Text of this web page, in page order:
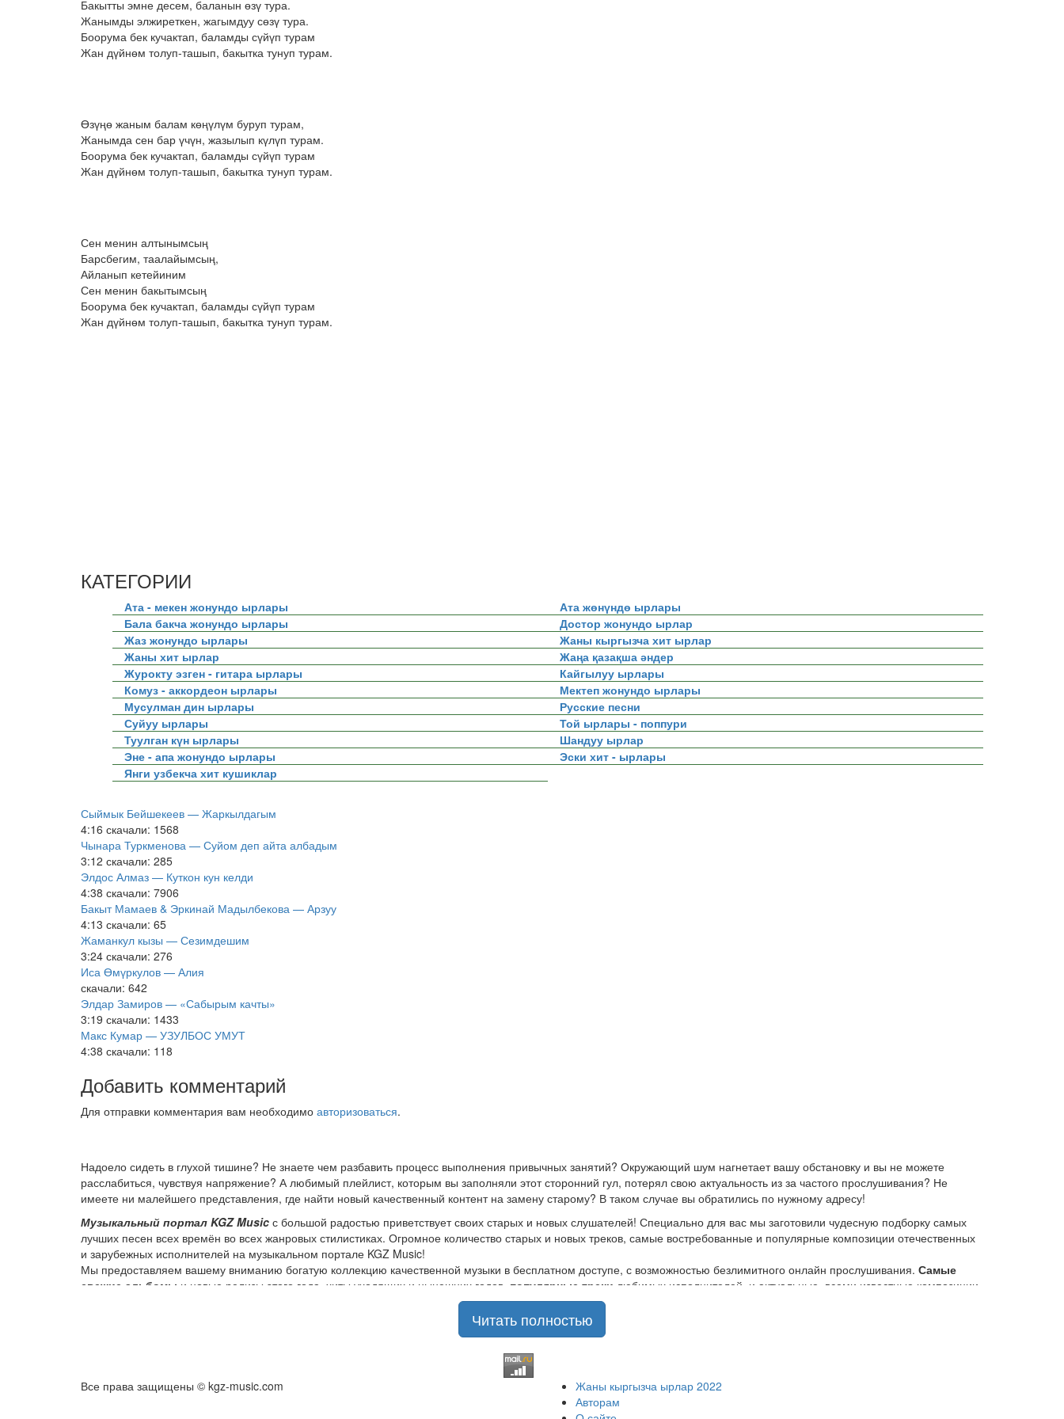
Бакытты эмне десем, баланын өзү тура.
Жанымды элжиреткен, жагымдуу сөзү тура.
Боорума бек кучактап, баламды сүйүп турам
Жан дүйнөм толуп-ташып, бакытка тунуп турам.
Өзүңө жаным балам көңүлүм буруп турам,
Жанымда сен бар үчүн, жазылып күлүп турам.
Боорума бек кучактап, баламды сүйүп турам
Жан дүйнөм толуп-ташып, бакытка тунуп турам.
Сен менин алтынымсың
Барсбегим, таалайымсың,
Айланып кетейиним
Сен менин бакытымсың
Боорума бек кучактап, баламды сүйүп турам
Жан дүйнөм толуп-ташып, бакытка тунуп турам.
КАТЕГОРИИ
Ата - мекен жонундо ырлары
Ата жөнүндө ырлары
Бала бакча жонундо ырлары
Достор жонундо ырлар
Жаз жонундо ырлары
Жаны кыргызча хит ырлар
Жаны хит ырлар
Жаңа қазақша әндер
Журокту эзген - гитара ырлары
Кайгылуу ырлары
Комуз - аккордеон ырлары
Мектеп жонундо ырлары
Мусулман дин ырлары
Русские песни
Суйуу ырлары
Той ырлары - поппури
Туулган күн ырлары
Шандуу ырлар
Эне - апа жонундо ырлары
Эски хит - ырлары
Янги узбекча хит кушиклар
Сыймык Бейшекеев — Жаркылдагым
4:16 скачали: 1568
Чынара Туркменова — Суйом деп айта албадым
3:12 скачали: 285
Элдос Алмаз — Куткон кун келди
4:38 скачали: 7906
Бакыт Мамаев & Эркинай Мадылбекова — Арзуу
4:13 скачали: 65
Жаманкул кызы — Сезимдешим
3:24 скачали: 276
Иса Өмүркулов — Алия
скачали: 642
Элдар Замиров — «Сабырым качты»
3:19 скачали: 1433
Макс Кумар — УЗУЛБОС УМУТ
4:38 скачали: 118
Добавить комментарий
Для отправки комментария вам необходимо авторизоваться.
Надоело сидеть в глухой тишине? Не знаете чем разбавить процесс выполнения привычных занятий? Окружающий шум нагнетает вашу обстановку и вы не можете
расслабиться, чувствуя напряжение? А любимый плейлист, которым вы заполняли этот сторонний гул, потерял свою актуальность из за частого прослушивания? Не
имеете ни малейшего представления, где найти новый качественный контент на замену старому? В таком случае вы обратились по нужному адресу!
Музыкальный портал KGZ Music с большой радостью приветствует своих старых и новых слушателей! Специально для вас мы заготовили чудесную подборку самых
лучших песен всех времён во всех жанровых стилистиках. Огромное количество старых и новых треков, самые востребованные и популярные композиции отечественных
и зарубежных исполнителей на музыкальном портале KGZ Music!
Мы предоставляем вашему вниманию богатую коллекцию качественной музыки в бесплатном доступе, с возможностью безлимитного онлайн прослушивания. Самые
свежие альбомы и новые релизы этого года, хиты уходящих и нынешних годов, популярные треки любимых исполнителей, и актуальные, всеми известные композиции
Регулярные обновления, постоянные новинки, большой музыкальный ассортимент на любой вкус, и все это только на платформе KGZ Music. Наша команда с большой
самые лучшие песнив различных музыкальных направлениях.
Мы предоставляем вам бесплатный доступ к первоклассному, тщательно подобранному контенту, и предлагаем вам возможность предварительного прослушивания
перед загрузкой. Мы также предоставляем вам неограниченный доступ к безлимитному скачиванию абсолютно
бесплатно и без регистрации
Music внимательно следит за качественным звучанием публикуемых песен, и оперативно устраняет любые возникающие неудобства. И если у вас появились какие либо
неполадки в процессе, то вы всегда можете связаться с нашей командой и сообщить о проблемах, мешающих вам в полноценном использовании данного сайта. С
Читать полностью
Все права защищены © kgz-music.com
Жаны кыргызча ырлар 2022
Авторам